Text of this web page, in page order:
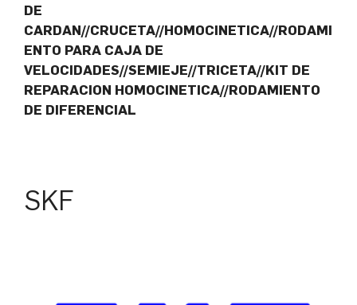
DE
CARDAN//CRUCETA//HOMOCINETICA//RODAMI
ENTO PARA CAJA DE
VELOCIDADES//SEMIEJE//TRICETA//KIT DE
REPARACION HOMOCINETICA//RODAMIENTO
DE DIFERENCIAL
SKF